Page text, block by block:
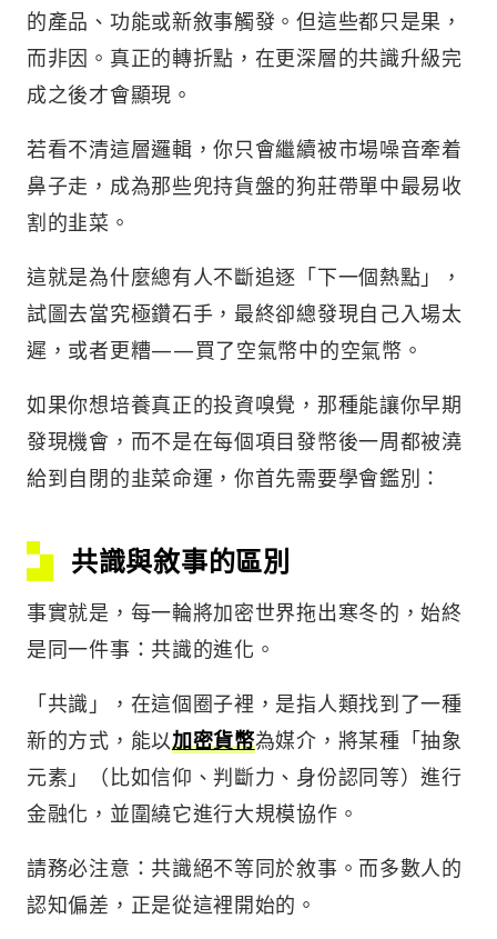
的產品、功能或新敘事觸發。但這些都只是果，
而非因。真正的轉折點，在更深層的共識升級完
成之後才會顯現。
若看不清這層邏輯，你只會繼續被市場噪音牽着
鼻子走，成為那些兜持貨盤的狗莊帶單中最易收
割的韭菜。
這就是為什麼總有人不斷追逐「下一個熱點」，
試圖去當究極鑽石手，最終卻總發現自己入場太
遲，或者更糟——買了空氣幣中的空氣幣。
如果你想培養真正的投資嗅覺，那種能讓你早期
發現機會，而不是在每個項目發幣後一周都被澆
給到自閉的韭菜命運，你首先需要學會鑑別：
共識與敘事的區別
事實就是，每一輪將加密世界拖出寒冬的，始終
是同一件事：共識的進化。
「共識」，在這個圈子裡，是指人類找到了一種
新的方式，能以加密貨幣為媒介，將某種「抽象
元素」（比如信仰、判斷力、身份認同等）進行
金融化，並圍繞它進行大規模協作。
請務必注意：共識絕不等同於敘事。而多數人的
認知偏差，正是從這裡開始的。